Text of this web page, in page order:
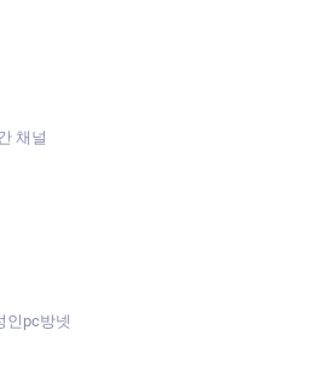
채널
인pc방넷